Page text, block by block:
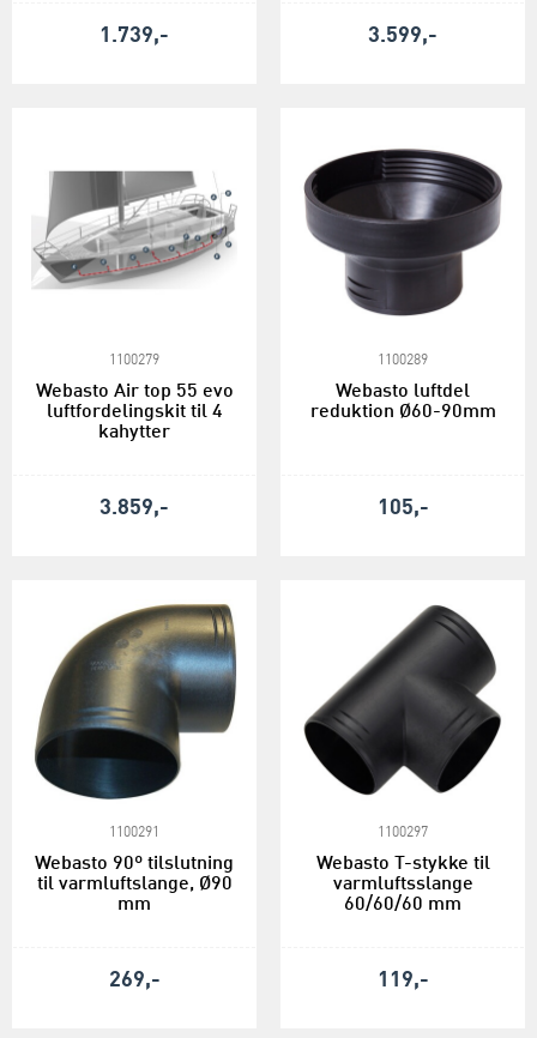
1.739,- 3.599,-
1100279
Webasto Air top 55 evo
luftfordelingskit til 4
kahytter
3.859,-
1100289
Webasto luftdel
reduktion Ø60-90mm
105,-
1100291
Webasto 90º tilslutning
til varmluftslange, Ø90
mm
269,-
1100297
Webasto T-stykke til
varmluftsslange
60/60/60 mm
119,-